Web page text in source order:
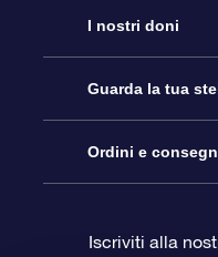
Assistenza
Contattaci
Blog
I nostri doni
Online Star Gift
Pacchetto regalo
Guarda la tua
Registro stellare
Ordini e
Iscriviti alla